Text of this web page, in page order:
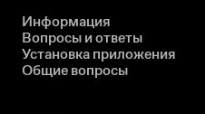
Информация
Вопросы и ответы
Установка приложения
Общие вопросы